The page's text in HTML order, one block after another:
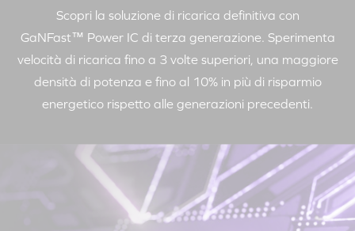
Scopri la soluzione di ricarica definitiva con
GaNFast™ PowerIC di terza generazione. Sperimenta
velocità di ricarica fino a 3 volte superiori, una maggiore
densità di potenza e fino al 10% in più di risparmio
energetico rispetto alle generazioni precedenti.